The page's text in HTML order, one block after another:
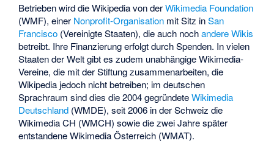
Betrieben wird die Wikipedia von derWikimedia Foundation
(WMF), einer Nonprofit-Organisation mit Sitz inSan
Francisco (Vereinigte Staaten), die auch nochandere Wikis
betreibt. Ihre Finanzierung erfolgt durch Spenden. In vielen
Staaten der Welt gibt es zudem unabhängige Wikimedia-
Vereine, die mit der Stiftung zusammenarbeiten, die
Wikipedia jedoch nicht betreiben; im deutschen
Sprachraum sind dies die 2004 gegründeteWikimedia
Deutschland (WMDE), seit 2006 in der Schweiz die
Wikimedia CH (WMCH) sowie die zwei Jahre später
entstandene Wikimedia Österreich (WMAT).